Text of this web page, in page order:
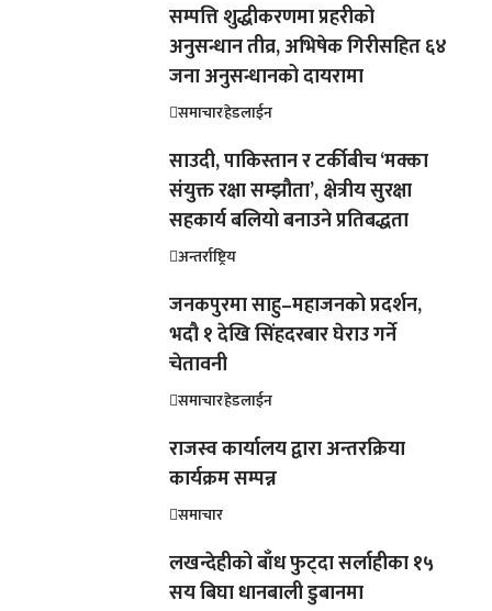
सम्पत्ति शुद्धीकरणमा प्रहरीको
अनुसन्धान तीव्र, अभिषेक गिरीसहित ६४
जना अनुसन्धानको दायरामा
समाचारहेडलाईन
साउदी, पाकिस्तान र टर्कीबीच ‘मक्का
संयुक्त रक्षा सम्झौता’, क्षेत्रीय सुरक्षा
सहकार्य बलियो बनाउने प्रतिबद्धता
अन्तर्राष्ट्रिय
जनकपुरमा साहु–महाजनको प्रदर्शन,
भदौ १ देखि सिंहदरबार घेराउ गर्ने
चेतावनी
समाचारहेडलाईन
राजस्व कार्यालय द्वारा अन्तरक्रिया
कार्यक्रम सम्पन्न
समाचार
लखन्देहीको बाँध फुट्दा सर्लाहीका १५
सय बिघा धानबाली डुबानमा